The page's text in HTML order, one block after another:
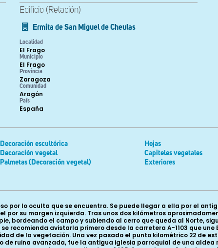
Edificio (Relación)
Ermita de San Miguel de Cheulas
Localidad
El Frago
Municipio
El Frago
Provincia
Zaragoza
Comunidad
Aragón
País
España
Decoración escultórica
Decoración vegetal
Palmetas (Decoración vegetal)
Hojas
Capiteles vegetales
Exteriores
por lo oculta que se encuentra. Se puede llegar a ella por el
por su margen izquierda. Tras unos dos kilómetros
bordeando el campo y subiendo al cerro que queda al Norte,
recomienda avistarla primero desde la carretera A-1103 que une
de la vegetación. Una vez pasado el punto kilométrico 22 de
de ruina avanzada, fue la antigua iglesia parroquial de una